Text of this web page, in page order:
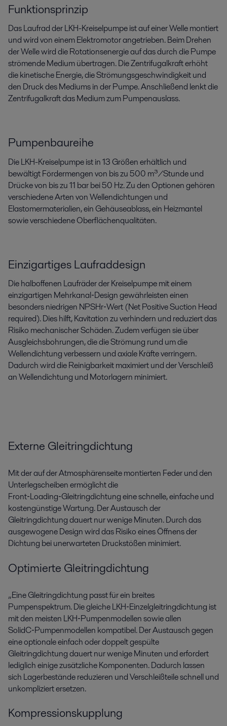
Funktionsprinzip
Das Laufrad der LKH-Kreiselpumpe ist auf einer Welle montiert
und wird von einem Elektromotor angetrieben. Beim Drehen
der Welle wird die Rotationsenergie auf das durch die Pumpe
strömende Medium übertragen. Die Zentrifugalkraft erhöht
die kinetische Energie, die Strömungsgeschwindigkeit und
den Druck des Mediums in der Pumpe. Anschließend lenkt die
Zentrifugalkraft das Medium zum Pumpenauslass.
Pumpenbaureihe
Die LKH-Kreiselpumpe ist in 13 Größen erhältlich und
bewältigt Fördermengen von bis zu 500 m³/Stunde und
Drücke von bis zu 11 bar bei 50 Hz. Zu den Optionen gehören
verschiedene Arten von Wellendichtungen und
Elastomermaterialien, ein Gehäuseablass, ein Heizmantel
sowie verschiedene Oberflächenqualitäten.
Einzigartiges Laufraddesign
Die halboffenen Laufräder der Kreiselpumpe mit einem
einzigartigen Mehrkanal‑Design gewährleisten einen
besonders niedrigen NPSHr‑Wert (Net Positive Suction Head
required). Dies hilft, Kavitation zu verhindern und reduziert das
Risiko mechanischer Schäden. Zudem verfügen sie über
Ausgleichsbohrungen, die die Strömung rund um die
Wellendichtung verbessern und axiale Kräfte verringern.
Dadurch wird die Reinigbarkeit maximiert und der Verschleiß
an Wellendichtung und Motorlagern minimiert.
Externe Gleitringdichtung
Mit der auf der Atmosphärenseite montierten Feder und den
Unterlegscheiben ermöglicht die
Front‑Loading‑Gleitringdichtung eine schnelle, einfache und
kostengünstige Wartung. Der Austausch der
Gleitringdichtung dauert nur wenige Minuten. Durch das
ausgewogene Design wird das Risiko eines Öffnens der
Dichtung bei unerwarteten Druckstößen minimiert.
Optimierte Gleitringdichtung
„Eine Gleitringdichtung passt für ein breites
Pumpenspektrum. Die gleiche LKH‑Einzelgleitringdichtung ist
mit den meisten LKH‑Pumpenmodellen sowie allen
SolidC‑Pumpenmodellen kompatibel. Der Austausch gegen
eine optionale einfach oder doppelt gespülte
Gleitringdichtung dauert nur wenige Minuten und erfordert
lediglich einige zusätzliche Komponenten. Dadurch lassen
sich Lagerbestände reduzieren und Verschleißteile schnell und
unkompliziert ersetzen.
Kompressionskupplung